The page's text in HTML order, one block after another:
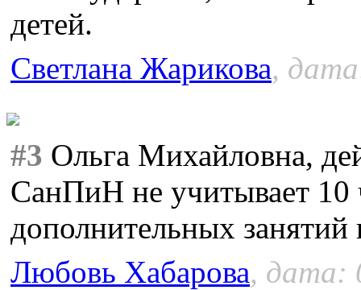
детей.
Светлана Жарикова,
#3 Ольга Михайловна,
СанПиН не учитывает 10
дополнительных
Любовь Хабарова, дата: